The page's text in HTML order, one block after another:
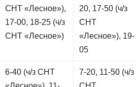
СНТ «Лесное»),
17-00, 18-25 (ч/з
СНТ «Лесное»)
20, 17-50 (ч/з
СНТ
«Лесное»), 19-
05
6-40 (ч/з СНТ
7-20, 11-50 (ч/з